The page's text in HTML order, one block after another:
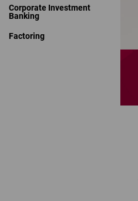
Corporate Investment
Banking
Factoring